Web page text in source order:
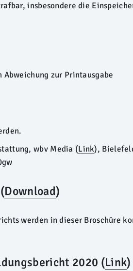
insbesondere die
zur Printausgabe
wbv Media (Link),
Download)
werden in dieser Broschüre
2020 (Link)